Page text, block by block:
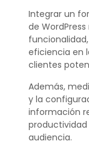
Integrar un
de
eficiencia en
clientes
Además,
y la
información
audiencia.